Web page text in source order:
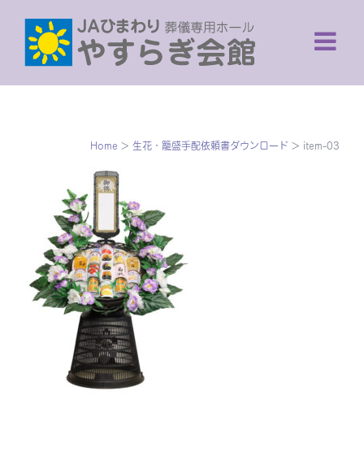
content
Home > 生花・籠盛手配依頼書ダウンロード > item-03